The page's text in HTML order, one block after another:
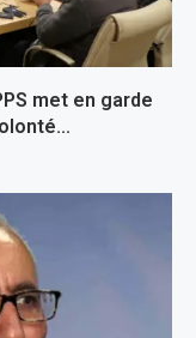
met en garde